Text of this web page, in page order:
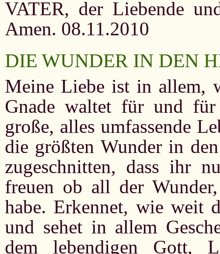
VATER, der Liebende
Amen. 08.11.2010
DIE WUNDER IN DEN
Meine Liebe ist in allem,
Gnade waltet für und
große, alles umfassende
die größten Wunder in
zugeschnitten, dass ihr
freuen ob all der
habe. Erkennet, wie weit
und sehet in allem
dem lebendigen Gott,